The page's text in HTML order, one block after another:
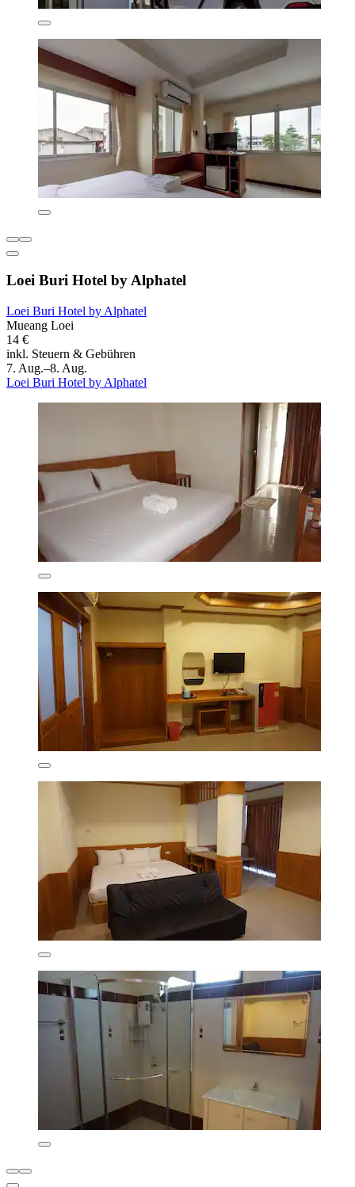
Loei Buri Hotel by Alphatel
Loei Buri Hotel by Alphatel
Mueang Loei
14 €
inkl. Steuern & Gebühren
7. Aug.–8. Aug.
Loei Buri Hotel by Alphatel